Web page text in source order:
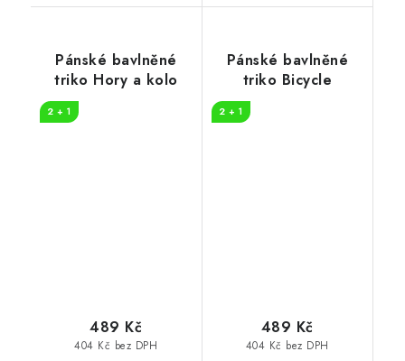
Pánské bavlněné
triko Hory a kolo
2 + 1
404 Kč bez DPH
489 Kč
Pánské bavlněné
triko Bicycle
2 + 1
404 Kč bez DPH
489 Kč